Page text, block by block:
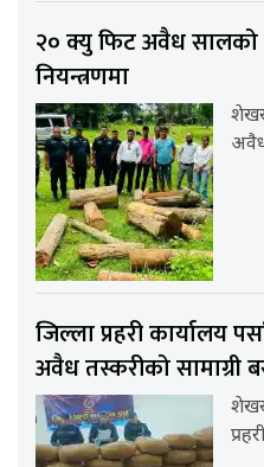
२० क्यु फिट अवैध सालको
नियन्त्रणमा
शेखर
जिल्ला प्रहरी कार्यालय
अवैध तस्करीको सामाग्री